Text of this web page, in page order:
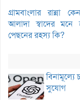
গ্রামবাংলার রান্না
আলাদা স্বাদের
পেছনের রহস্য কি?
বিনামূল্যে
সুযোগ